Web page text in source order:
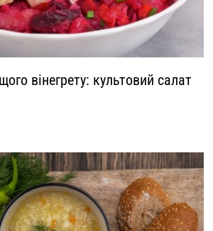
вінегрету: культовий салат